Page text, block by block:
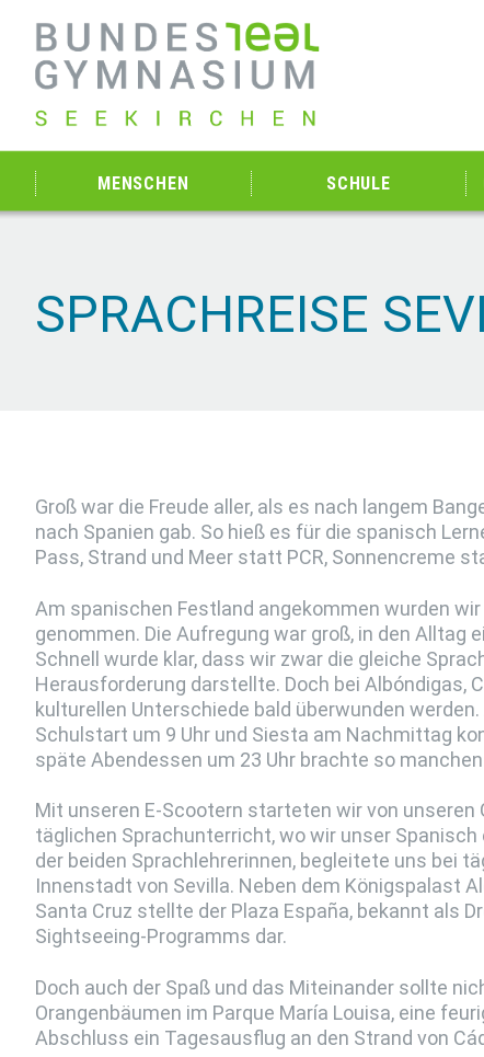
MENSCHEN SCHULE
SPRACHREISE
Groß war die Freude aller, als es nach langem
nach Spanien gab. So hieß es für die spanisch
Pass, Strand und Meer statt PCR, Sonnencreme
Am spanischen Festland angekommen wurden
genommen. Die Aufregung war groß, in den Alltag
Schnell wurde klar, dass wir zwar die gleiche
Herausforderung darstellte. Doch bei Albóndigas,
kulturellen Unterschiede bald überwunden
Schulstart um 9 Uhr und Siesta am Nachmittag
späte Abendessen um 23 Uhr brachte so
Mit unseren E-Scootern starteten wir von
täglichen Sprachunterricht, wo wir unser
der beiden Sprachlehrerinnen, begleitete uns bei
Innenstadt von Sevilla. Neben dem Königspalast
Santa Cruz stellte der Plaza España, bekannt als
Sightseeing-Programms dar.
Doch auch der Spaß und das Miteinander sollte
Orangenbäumen im Parque María Louisa, eine
Abschluss ein Tagesausflug an den Strand von